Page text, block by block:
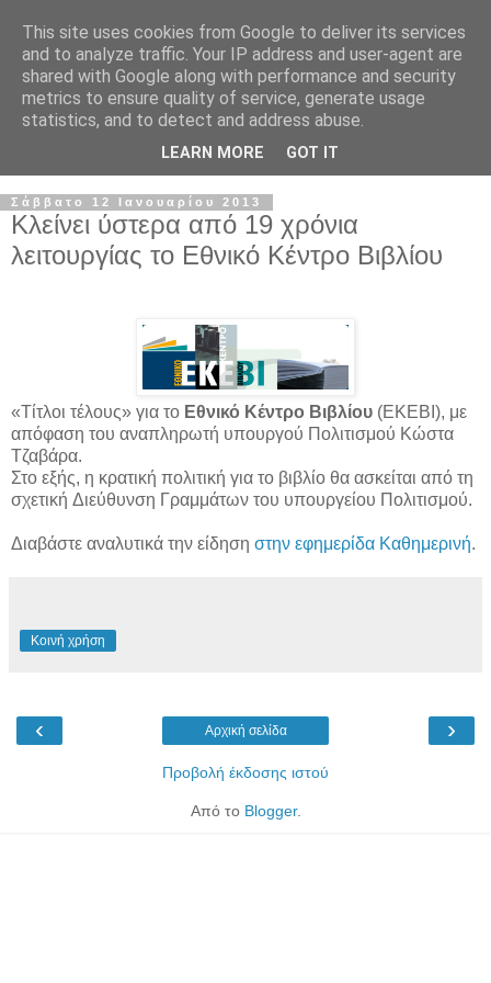
Σάββατο 12 Ιανουαρίου 2013
Κλείνει ύστερα από 19 χρόνια
λειτουργίας το Εθνικό Κέντρο Βιβλίου
«Τίτλοι τέλους» για το Εθνικό Κέντρο Βιβλίου (ΕΚΕΒΙ), με
απόφαση του αναπληρωτή υπουργού Πολιτισμού Κώστα
Τζαβάρα.
Στο εξής, η κρατική πολιτική για το βιβλίο θα ασκείται από τη
σχετική Διεύθυνση Γραμμάτων του υπουργείου Πολιτισμού.
Διαβάστε αναλυτικά την είδηση στην εφημερίδα Καθημερινή.
Κοινή χρήση
‹ ›
Αρχική σελίδα
Προβολή έκδοσης ιστού
Από το Blogger.
This site uses cookies from Google to deliver its services
and to analyze traffic. Your IP address and user-agent are
shared with Google along with performance and security
metrics to ensure quality of service, generate usage
statistics, and to detect and address abuse.
LEARN MORE GOT IT